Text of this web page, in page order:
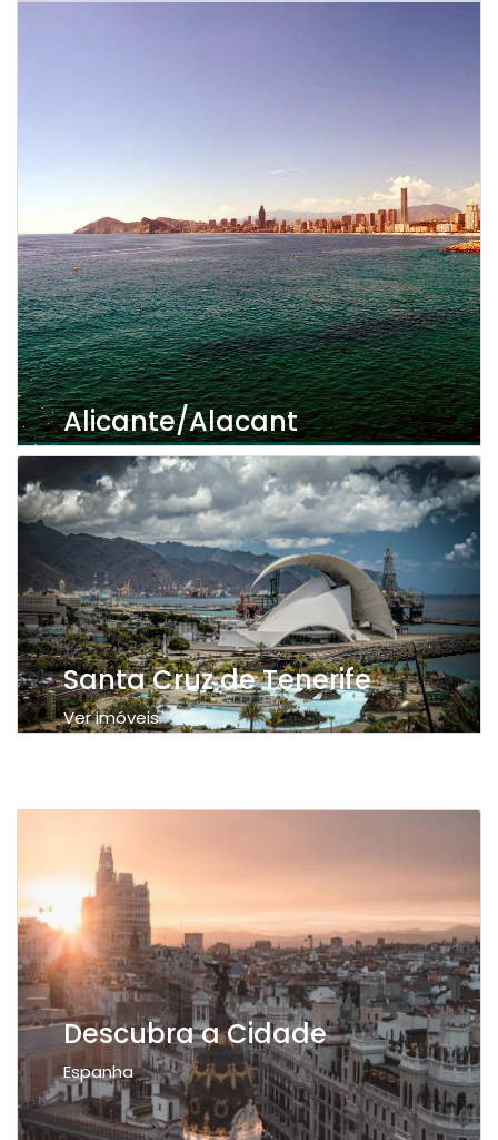
Alicante/Alacant
Ver imóveis
Santa Cruz de Tenerife
Ver imóveis
Descubra a Cidade
Espanha